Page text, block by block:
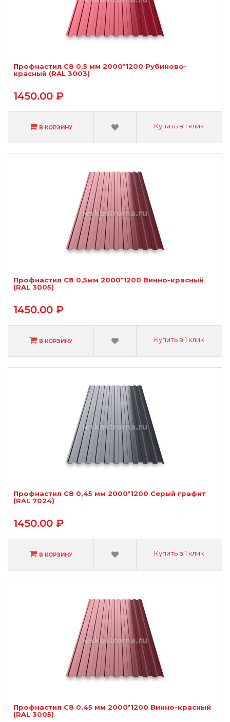
Профнастил С8 0,5 мм 2000*1200 Рубиново-
красный (RAL 3003)
1450.00 ₽
В КОРЗИНУ Купить в 1 клик
Профнастил С8 0,5мм 2000*1200 Винно-красный
(RAL 3005)
1450.00 ₽
В КОРЗИНУ Купить в 1 клик
Профнастил С8 0,45 мм 2000*1200 Серый графит
(RAL 7024)
1450.00 ₽
В КОРЗИНУ Купить в 1 клик
Профнастил С8 0,45 мм 2000*1200 Винно-красный
(RAL 3005)